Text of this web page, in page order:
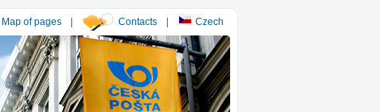
Map of pages | Contacts | Czech